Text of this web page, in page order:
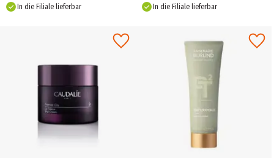
In die Filiale lieferbar
In die Filiale lieferbar